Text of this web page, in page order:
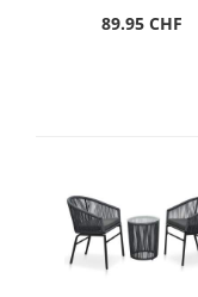
89.95 CHF